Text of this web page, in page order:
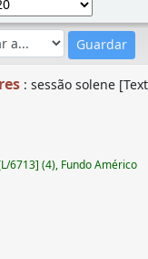
: sessão solene
6713] (4), Fundo Américo